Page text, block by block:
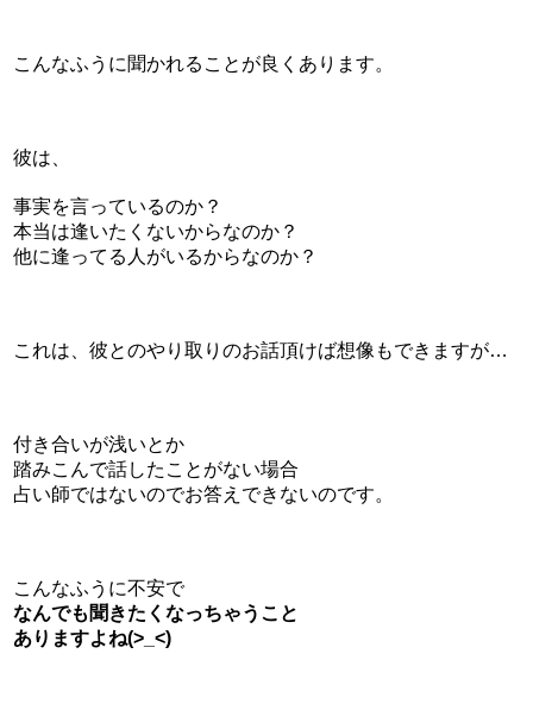
こんなふうに聞かれることが良くあります。
彼は、
事実を言っているのか？
本当は逢いたくないからなのか？
他に逢ってる人がいるからなのか？
これは、彼とのやり取りのお話頂けば想像もできますが…
付き合いが浅いとか
踏みこんで話したことがない場合
占い師ではないのでお答えできないのです。
こんなふうに不安で
なんでも聞きたくなっちゃうこと
ありますよね(>_<)